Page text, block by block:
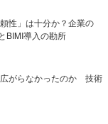
性」は十分か？企業の
BIMI導入の勘所
がらなかったのか 技術